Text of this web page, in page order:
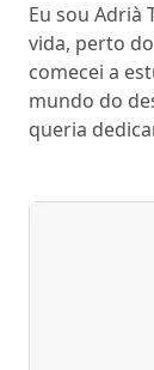
Eu sou Adrià
vida, perto
comecei a
mundo do
queria